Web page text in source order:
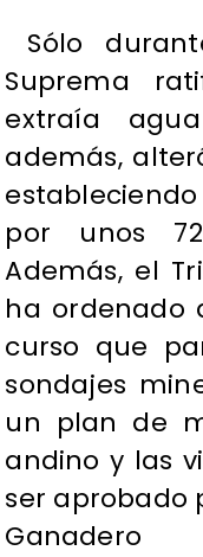
Sólo
Suprema
extraía
además,
por unos
Además, el
ha ordenado
curso que
sondajes
un plan de
andino y las
ser aprobado
Ganadero